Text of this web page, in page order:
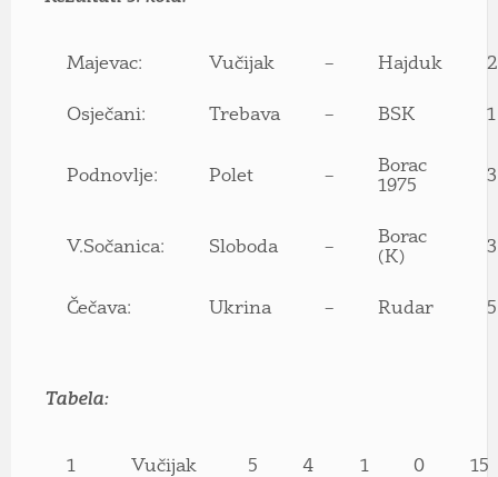
Majevac: Vučijak – Hajduk 2
Osječani: Trebava – BSK 1
Podnovlje: Polet –
Borac
1975
3
V.Sočanica: Sloboda –
Borac
(K)
3
Čečava: Ukrina – Rudar 5
Tabela:
1 Vučijak 5 4 1 0 15